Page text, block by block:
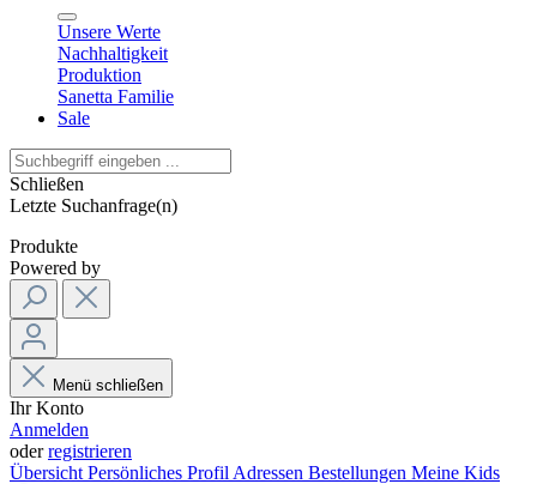
Unsere Werte
Nachhaltigkeit
Produktion
Sanetta Familie
Sale
Schließen
Letzte Suchanfrage(n)
Produkte
Powered by
Menü schließen
Ihr Konto
Anmelden
oderregistrieren
Übersicht Persönliches Profil Adressen Bestellungen Meine Kids